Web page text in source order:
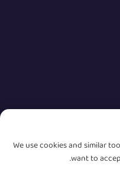
We use cookies and similar
want to